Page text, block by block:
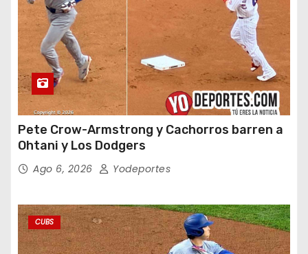
Pete Crow-Armstrong y Cachorros barren a
Ohtani y Los Dodgers
Ago 6, 2026 Yodeportes
CUBS